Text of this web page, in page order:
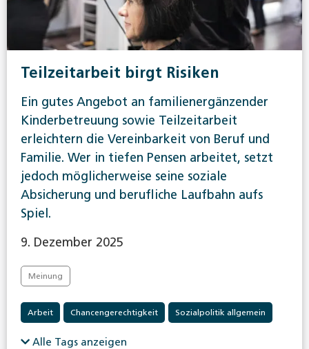
Teilzeitarbeit birgt Risiken
Ein gutes Angebot an familienergänzender
Kinderbetreuung sowie Teilzeitarbeit
erleichtern die Vereinbarkeit von Beruf und
Familie. Wer in tiefen Pensen arbeitet, setzt
jedoch möglicherweise seine soziale
Absicherung und berufliche Laufbahn aufs
Spiel.
9. Dezember 2025
Meinung
Arbeit Chancengerechtigkeit Sozialpolitik allgemein
Alle Tags anzeigen